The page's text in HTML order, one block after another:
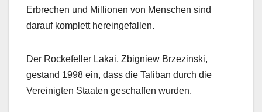
Erbrechen und Millionen von Menschen sind
darauf komplett hereingefallen.
Der Rockefeller Lakai, Zbigniew Brzezinski,
gestand 1998 ein, dass die Taliban durch die
Vereinigten Staaten geschaffen wurden.